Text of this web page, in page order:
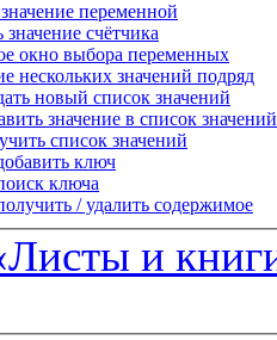
переменной
значение счётчика
окно выбора переменных
нескольких значений подряд
новый список значений
значение в список значений
список значений
ключ
ключа
/ удалить содержимое
и